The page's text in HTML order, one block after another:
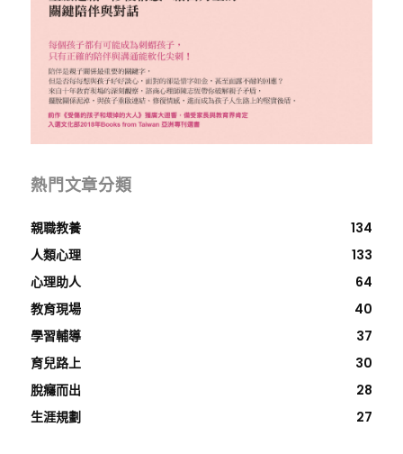
熱門文章分類
親職教養
134
人類心理
133
心理助人
64
教育現場
40
學習輔導
37
育兒路上
30
脫癮而出
28
生涯規劃
27